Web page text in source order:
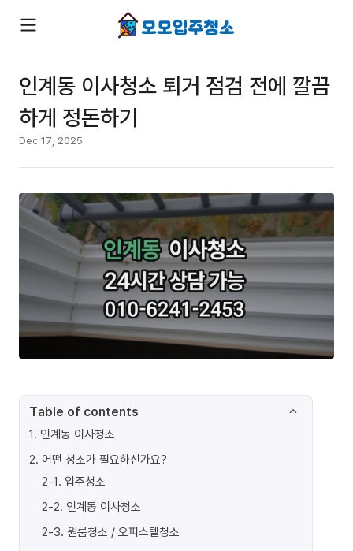
인계동 이사청소 퇴거 점검 전에 깔끔
하게 정돈하기
Dec 17, 2025
Table of contents
1. 인계동 이사청소
2. 어떤 청소가 필요하신가요?
2-1. 입주청소
2-2. 인계동 이사청소
2-3. 원룸청소 / 오피스텔청소